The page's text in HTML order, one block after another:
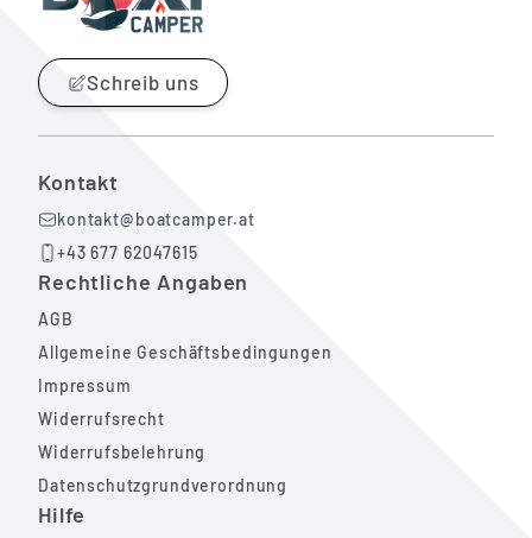
Schreib uns
Kontakt
kontakt@boatcamper.at
+43 677 62047615
Rechtliche Angaben
AGB
Allgemeine Geschäftsbedingungen
Impressum
Widerrufsrecht
Widerrufsbelehrung
Datenschutzgrundverordnung
Hilfe